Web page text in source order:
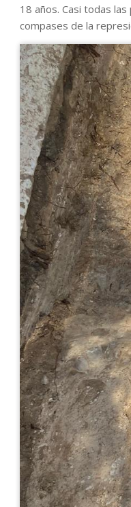
18 años. Casi todas
compases de la